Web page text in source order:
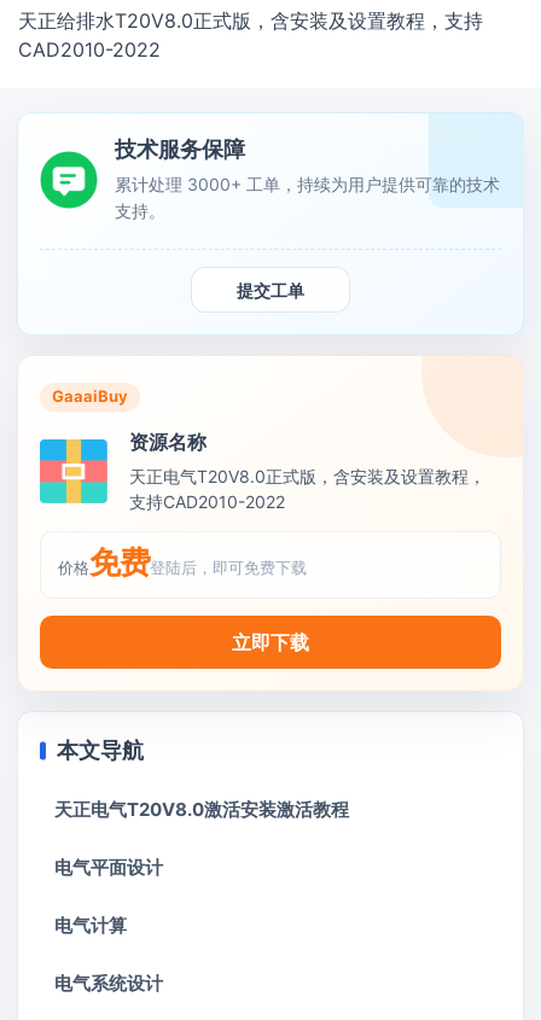
天正给排水T20V8.0正式版，含安装及设置教程，支持
CAD2010-2022
技术服务保障
累计处理 3000+ 工单，持续为用户提供可靠的技术
支持。
提交工单
GaaaiBuy
资源名称
天正电气T20V8.0正式版，含安装及设置教程，
支持CAD2010-2022
价格免费登陆后，即可免费下载
立即下载
本文导航
天正电气T20V8.0激活安装激活教程
电气平面设计
电气计算
电气系统设计